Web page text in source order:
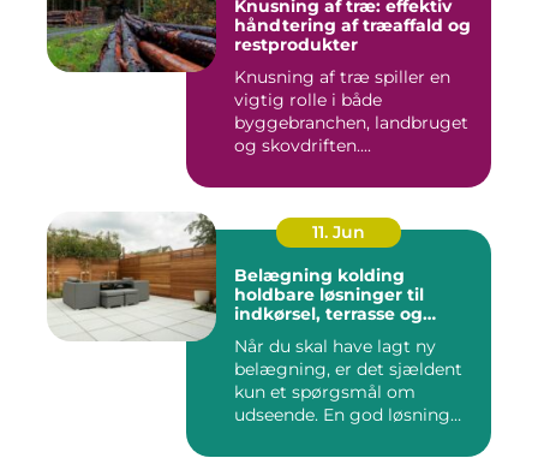
Knusning af træ: effektiv
håndtering af træaffald og
restprodukter
Knusning af træ spiller en
vigtig rolle i både
byggebranchen, landbruget
og skovdriften....
11. Jun
Belægning kolding
holdbare løsninger til
indkørsel, terrasse og
Når du skal have lagt ny
belægning, er det sjældent
kun et spørgsmål om
udseende. En god løsning